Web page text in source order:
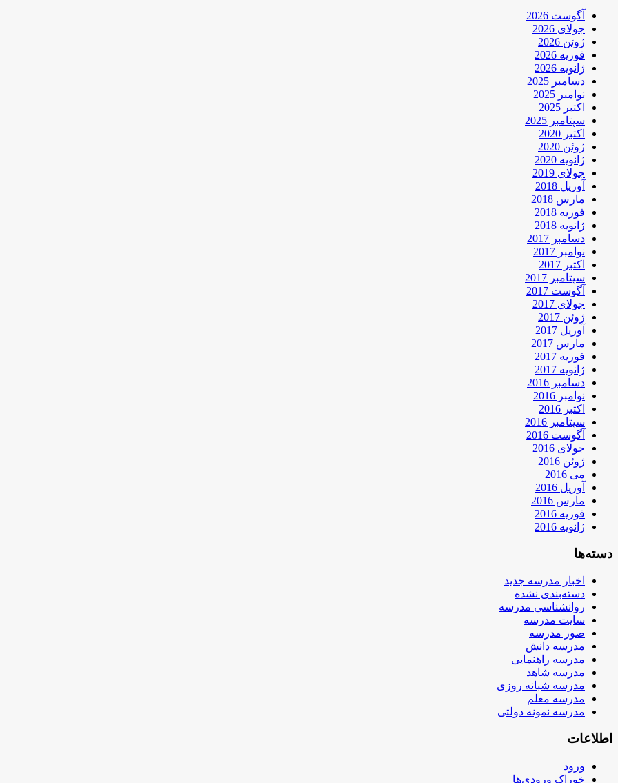
آگوست 2026
جولای 2026
ژوئن 2026
فوریه 2026
ژانویه 2026
دسامبر 2025
نوامبر 2025
اکتبر 2025
سپتامبر 2025
اکتبر 2020
ژوئن 2020
ژانویه 2020
جولای 2019
آوریل 2018
مارس 2018
فوریه 2018
ژانویه 2018
دسامبر 2017
نوامبر 2017
اکتبر 2017
سپتامبر 2017
آگوست 2017
جولای 2017
ژوئن 2017
آوریل 2017
مارس 2017
فوریه 2017
ژانویه 2017
دسامبر 2016
نوامبر 2016
اکتبر 2016
سپتامبر 2016
آگوست 2016
جولای 2016
ژوئن 2016
می 2016
آوریل 2016
مارس 2016
فوریه 2016
ژانویه 2016
دسته‌ها
اخبار مدرسه جدید
دسته‌بندی نشده
روانشناسی مدرسه
سایت مدرسه
صور مدرسه
مدرسه دانش
مدرسه راهنمایی
مدرسه شاهد
مدرسه شبانه روزی
مدرسه معلم
مدرسه نمونه دولتی
اطلاعات
ورود
خوراک ورودی‌ها